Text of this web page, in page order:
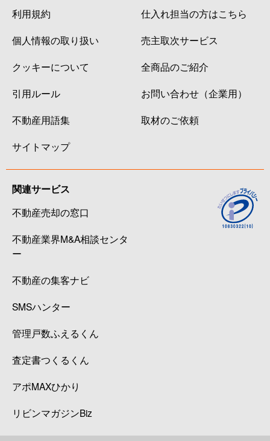
利用規約
個人情報の取り扱い
クッキーについて
引用ルール
不動産用語集
サイトマップ
仕入れ担当の方はこちら
売主取次サービス
全商品のご紹介
お問い合わせ（企業用）
取材のご依頼
関連サービス
不動産売却の窓口
不動産業界M&A相談センタ
ー
不動産の集客ナビ
SMSハンター
管理戸数ふえるくん
査定書つくるくん
アポMAXひかり
リビンマガジンBiz